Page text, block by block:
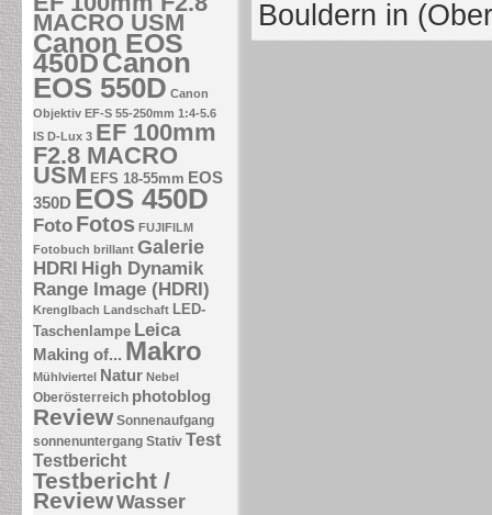
MACRO USM
Canon EOS
450DCanon
EOS 550D Canon
Objektiv EF-S 55-250mm 1:4-5.6
IS D-Lux 3 EF 100mm
F2.8 MACRO
USM EFS 18-55mm EOS
350D EOS 450D
Foto Fotos FUJIFILM
Fotobuch brillant Galerie
HDRI High Dynamik
Range Image (HDRI)
Krenglbach Landschaft LED-
Taschenlampe Leica
Making of... Makro
Mühlviertel Natur Nebel
Oberösterreich photoblog
Review Sonnenaufgang
sonnenuntergang Stativ Test
Testbericht
Testbericht /
ReviewWasser
Bouldern in